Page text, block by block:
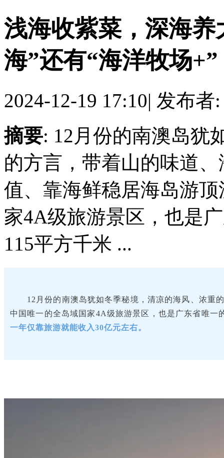
浅海收紫菜，深海
海”还有“海洋牧场+”
2024-12-19 17:10| 发布者
摘要: 12月份的南澳岛犹
的方言，带着山的味道
值、靠海鲜稳居海岛游
家4A级旅游景区，也是
115平方千米 ...
12月份的南澳岛犹如冬季秘境，清凉的海风、浓重
中国唯一的全岛域国家4A级旅游景区，也是广东省唯
一年仅靠旅游就能收入30亿元左右。